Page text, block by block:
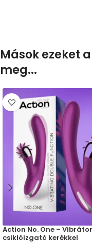
Mások ezeket
meg...
Action No. One –
csiklóizgató kerékkel